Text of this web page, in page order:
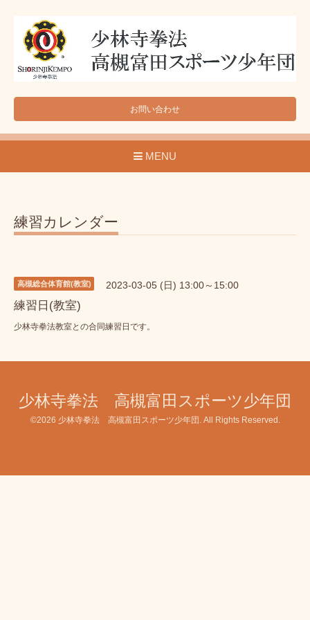
お問い合わせ
MENU
練習カレンダー
高槻総合体育館(教室) 2023-03-05 (日) 13:00～15:00
練習日(教室)
少林寺拳法教室との合同練習日です。
少林寺拳法 高槻富田スポーツ少年団
©2026 少林寺拳法 高槻富田スポーツ少年団 . All Rights Reserved.